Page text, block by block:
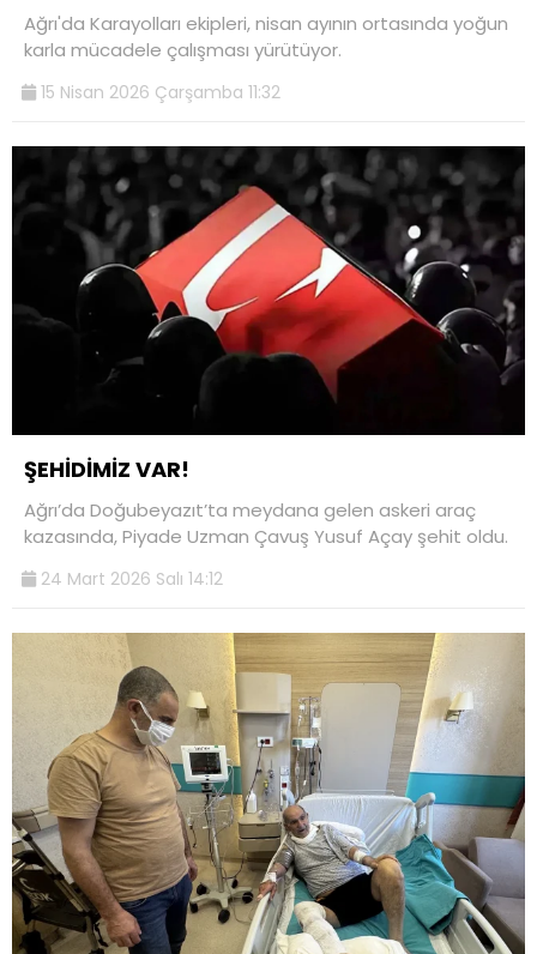
Ağrı'da Karayolları ekipleri, nisan ayının ortasında yoğun
karla mücadele çalışması yürütüyor.
15 Nisan 2026 Çarşamba 11:32
ŞEHİDİMİZ VAR!
Ağrı’da Doğubeyazıt’ta meydana gelen askeri araç
kazasında, Piyade Uzman Çavuş Yusuf Açay şehit oldu.
24 Mart 2026 Salı 14:12